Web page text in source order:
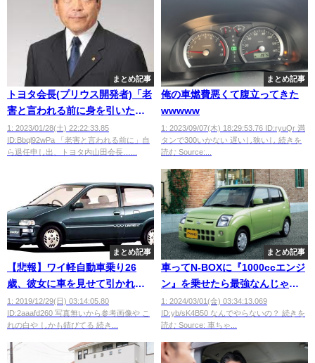
まとめ記事
トヨタ会長(プリウス開発者)「老
害と言われる前に身を引いた方
が良いと思い退任した」
1: 2023/01/28(土) 22:22:33.85
ID:Bbql92wPa 「老害と言われる前に」自
ら退任申し出、トヨタ内山田会長…...
まとめ記事
俺の車燃費悪くて腹立ってきた
wwwww
1: 2023/09/07(木) 18:29:53.76 ID:ryuQr 満
タンで300いかない 遅いし狭いし 続きを
読む Source:...
まとめ記事
【悲報】ワイ軽自動車乗り26
歳、彼女に車を見せて引かれる
ｗｗｗｗｗｗ
1: 2019/12/29(日) 03:14:05.80
ID:2aaafd260 写真無いから参考画像や こ
れの白や しかも錆びてる 続き...
まとめ記事
車ってN-BOXに『1000ccエンジ
ン』を乗せたら最強なんじゃ
ね？？？？？
1: 2024/03/01(金) 03:34:13.069
ID:yb/sK4B50 なんでやらないの？ 続きを
読む Source: 車ちゃ...